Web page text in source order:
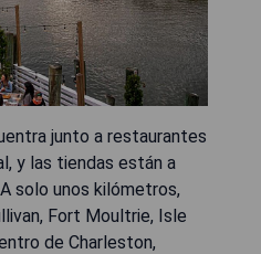
junto a restaurantes
y las tiendas están a
solo unos kilómetros,
Fort Moultrie, Isle
de Charleston,